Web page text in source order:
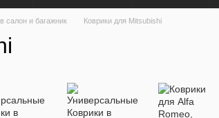
салон и багажник Коврики для Mitsubishi